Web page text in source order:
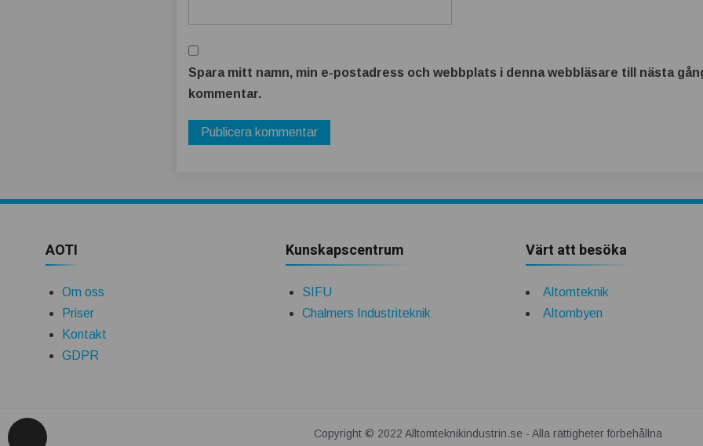
Spara mitt namn, min e-postadress och webbplats i denna webbläsare till nästa
kommentar.
AOTI
Om oss
Priser
Kontakt
GDPR
Kunskapscentrum
SIFU
Chalmers Industriteknik
Värt att besöka
Altomteknik
Altombyen
Copyright © 2022 Alltomteknikindustrin.se - Alla rättigheter förbehållna